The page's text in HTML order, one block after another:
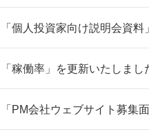
「個人投資家向け説明会資料
「稼働率」を更新いたしまし
「PM会社ウェブサイト募集